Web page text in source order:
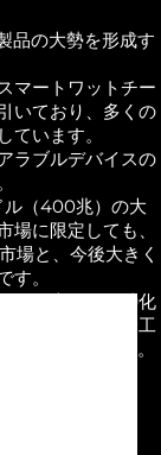
品の大勢を形成す
マートワットチー
いており、多くの
ています。
ラブルデバイスの
（400兆）の大
場に限定しても、
場と、今後大きく
す。
分に専門的に特化
で、今後の生命工
いていきます。